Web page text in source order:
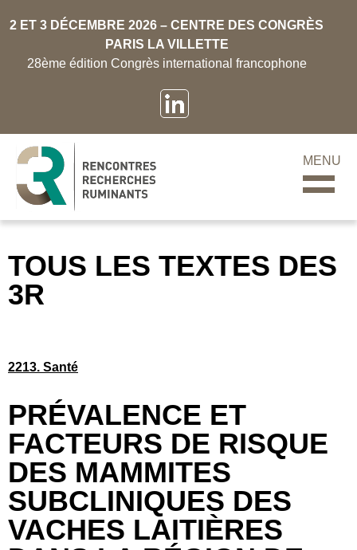
2 ET 3 DÉCEMBRE 2026 – CENTRE DES CONGRÈS
PARIS LA VILLETTE
28ème édition Congrès international francophone
MENU
TOUS LES TEXTES DES
3R
2213. Santé
PRÉVALENCE ET
FACTEURS DE RISQUE
DES MAMMITES
SUBCLINIQUES DES
VACHES LAITIÈRES